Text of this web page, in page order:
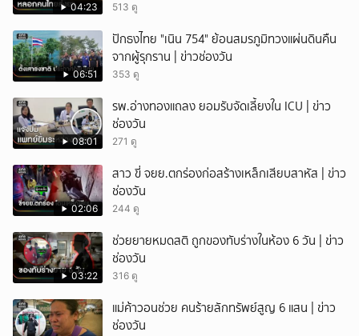
04:23 513 ดู
06:51
ปักธงไทย "เนิน 754" ย้อนสมรภูมิทวงแผ่นดินคืน
จากผู้รุกราน | ข่าวช่องวัน
353 ดู
08:01
รพ.อ่างทองแถลง ยอมรับจัดเลี้ยงใน ICU | ข่าว
ช่องวัน
271 ดู
02:06
สาว ขี่ จยย.ตกร่องก่อสร้างเหล็กเสียบสาหัส | ข่าว
ช่องวัน
244 ดู
03:22
ช่วยยายหมดสติ ถูกของทับร่างในห้อง 6 วัน | ข่าว
ช่องวัน
316 ดู
แม่ค้าวอนช่วย คนร้ายลักทรัพย์สูญ 6 แสน | ข่าว
ช่องวัน